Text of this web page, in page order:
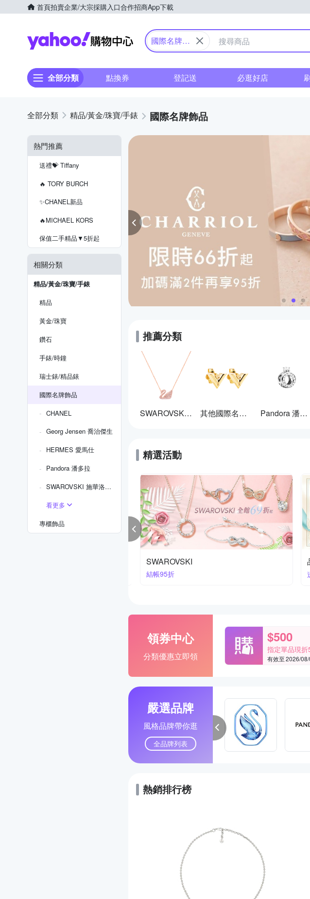
首頁拍賣企業/大宗採購入口合作招商App下載
Yahoo購物中心
國際名牌飾
全部分類 點換券 登記送 必逛好店
精品/黃金/珠寶/手錶 國際名牌飾品
熱門推薦
送禮💝 Tiffany
🔥 TORY BURCH
✨CHANEL新品
🔥MICHAEL KORS
保值二手精品▼5折起
相關分類
精品/黃金/珠寶/手錶
精品
黃金/珠寶
鑽石
手錶/時鐘
瑞士錶/精品錶
國際名牌飾品
CHANEL
Georg Jensen 喬治傑生
HERMES 愛馬仕
Pandora 潘多拉
SWAROVSKI 施華洛世奇
看更多
專櫃飾品
【Pandora官方直
營】璀璨蝶舞耳環-白
$1,880
【Pandora官方直
2,880
【Pandora官方直
營】冰冷雪花墜飾串
飾
$2,880
推薦分類
SWAROVSKI 施華洛世奇 其他國際名牌飾品 Pandora 潘多拉
精選活動
SWAROVSKI
結帳95折
領券中心
分類優惠立即領
$500
指定單品現折
有效至 2026/
嚴選品牌
風格品牌帶你逛
全品牌列表
熱銷排行榜